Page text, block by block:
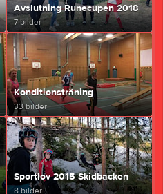
Avslutning Runecupen 2018
7 bilder
Konditionsträning
33 bilder
Sportlov 2015 Skidbacken
8 bilder